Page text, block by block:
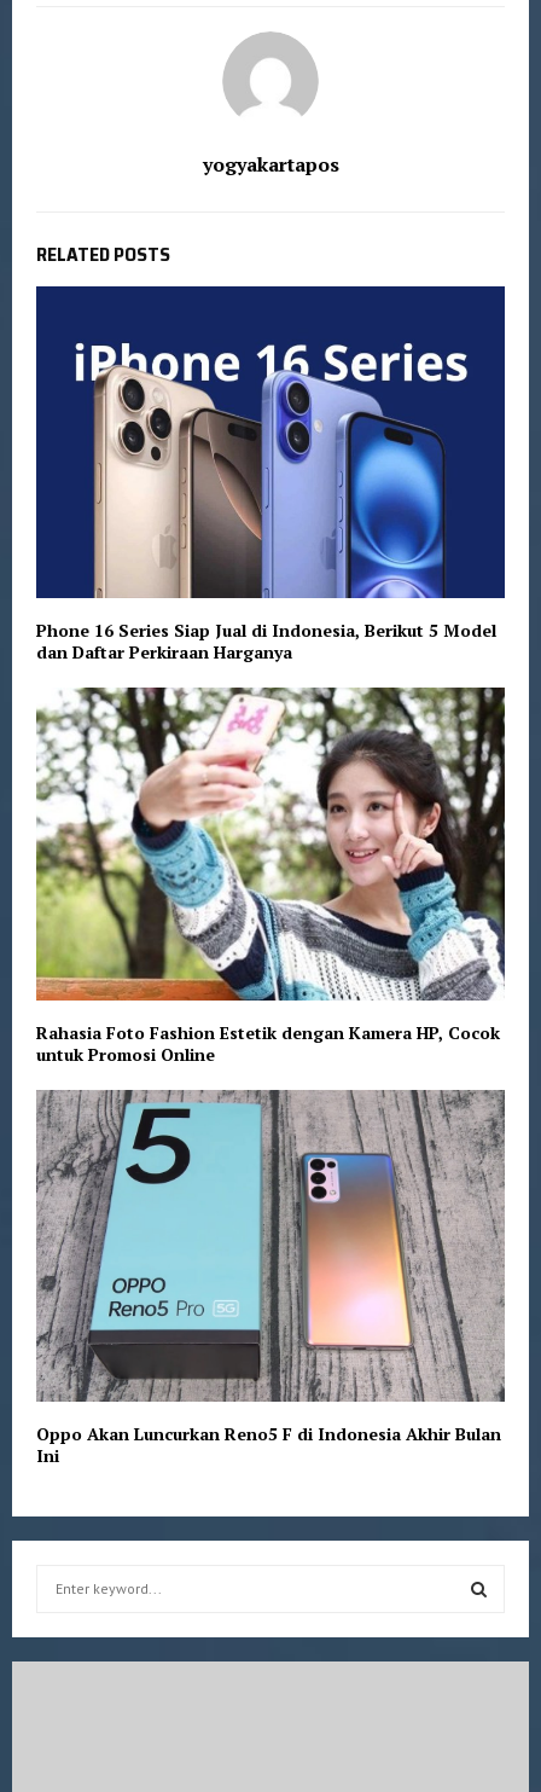
yogyakartapos
RELATED POSTS
Phone 16 Series Siap Jual di Indonesia, Berikut 5 Model
dan Daftar Perkiraan Harganya
Rahasia Foto Fashion Estetik dengan Kamera HP, Cocok
untuk Promosi Online
Oppo Akan Luncurkan Reno5 F di Indonesia Akhir Bulan
Ini
S